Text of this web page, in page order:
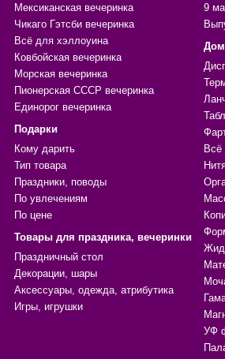
Мексиканская вечеринка
Чикаго Гэтсби вечеринка
Всё для хэллоуина
Ковбойская вечеринка
Морская вечеринка
Пионерская СССР вечеринка
Единорог вечеринка
Подарки
Кому дарить
Тип товара
Праздники, поводы
По увлечениям
По цене
Товары для праздника, вечеринки
Праздничный стол
Декорации, шары
Аксессуары, одежда, атрибутика
Игры, игрушки
9
Дом
УФ